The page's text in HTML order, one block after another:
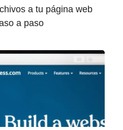
a tu página web
a paso